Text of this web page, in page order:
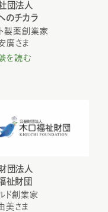
団法人
のチカラ
製薬創業家
廣さま
を読む
団法人
祉財団
ド創業家
美さま